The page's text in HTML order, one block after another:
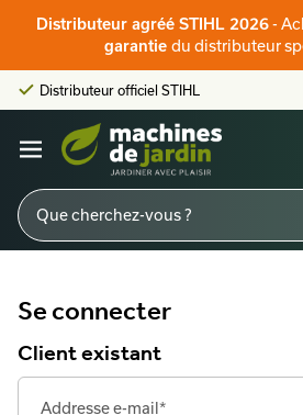
Distributeur agréé STIHL 2026-
garantie du distributeur
Distributeur officiel STIHL
Score client:9,6/10
La plus grande offre en ligne
Distributeur officiel STIHL
Score client:9,6/10
Se connecter
Client existant
Addresse e-mail